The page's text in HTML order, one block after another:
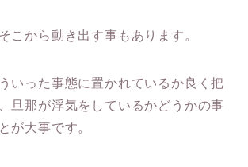
こから動き出す事もあります。
いった事態に置かれているか良く把
旦那が浮気をしているかどうかの事
が大事です。